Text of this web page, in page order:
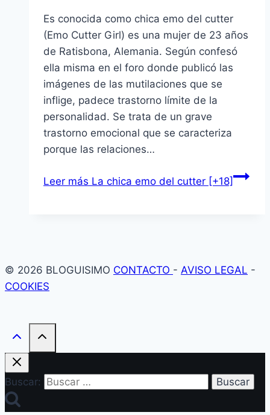
Es conocida como chica emo del cutter
(Emo Cutter Girl) es una mujer de 23 años
de Ratisbona, Alemania. Según confesó
ella misma en el foro donde publicó las
imágenes de las mutilaciones que se
inflige, padece trastorno lí­mite de la
personalidad. Se trata de un grave
trastorno emocional que se caracteriza
porque las relaciones…
Leer más La chica emo del cutter [+18]
© 2026 BLOGUISIMO CONTACTO - AVISO LEGAL -
COOKIES
Buscar: